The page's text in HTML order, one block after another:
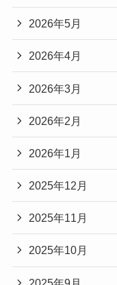
2026年5月
2026年4月
2026年3月
2026年2月
2026年1月
2025年12月
2025年11月
2025年10月